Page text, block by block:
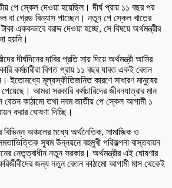
পে স্কেল দেওয়া হয়েছিল। দীর্ঘ প্রায় ১১ বছর পর
বা গ্রেড বিন্যাস পাচ্ছেন। নতুন পে স্কেল খাতের
এককভাবে বরাদ্দ দেওয়া হচ্ছে, সে বিষয়ে অর্থমন্ত্রীর
হয়নি।
দীর্ঘদিনের দাবির প্রতি সায় দিয়ে অর্থমন্ত্রী আমির
কর্মচারীরা বিগত প্রায় ১১ বছর যাবত একই বেতন
ইতোমধ্যে মূল্যস্ফীতিজনিত কারণে সাধারণ মানুষের
আমরা সরকারি কর্মচারিদের জীবনযাত্রার মান
কাঠামো তথা নবম জাতীয় পে স্কেল আগামী ১
করার ঘোষণা দিচ্ছি।
অঞ্চলের মধ্যে অর্থনৈতিক, সামাজিক ও
সুষম উন্নয়নে বহুমুখী পরিকল্পনা বাস্তবায়ন
নেতৃত্বাধীন নতুন সরকার। অর্থমন্ত্রীর এই ঘোষণার
জন্য নতুন বেতন কাঠামো আগামী মাস থেকেই